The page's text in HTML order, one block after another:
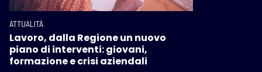
ATTUALITÀ
Lavoro, dalla Regione un nuovo
piano di interventi: giovani,
formazione e crisi aziendali